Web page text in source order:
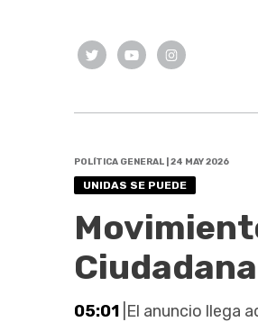
POLÍTICA GENERAL | 24 MAY 2026
UNIDAS SE PUEDE
05:01 |El anuncio llega